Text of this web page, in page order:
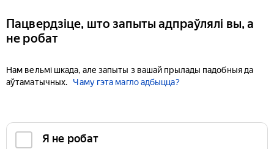
Пацвердзіце, што запыты адпраўлялі вы, а
не робат
Нам вельмі шкада, але запыты з вашай прылады падобныя да
аўтаматычных.
Чаму гэта магло адбыцца?
Я не робат